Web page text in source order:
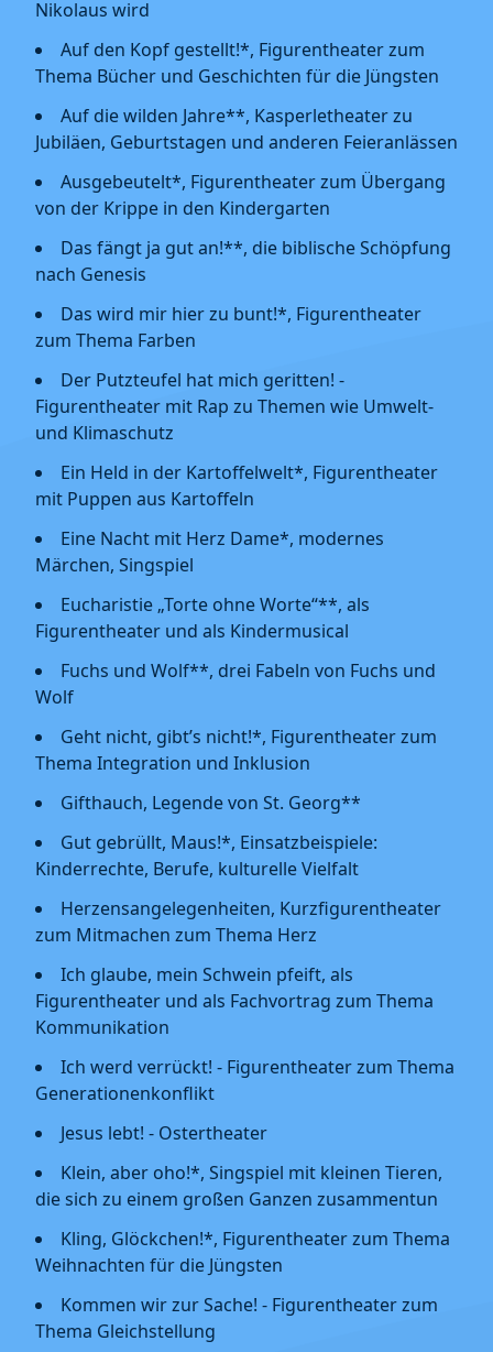
Nikolaus wird
Auf den Kopf gestellt!*, Figurentheater zum
Thema Bücher und Geschichten für die Jüngsten
Auf die wilden Jahre**, Kasperletheater zu
Jubiläen, Geburtstagen und anderen Feieranlässen
Ausgebeutelt*, Figurentheater zum Übergang
von der Krippe in den Kindergarten
Das fängt ja gut an!**, die biblische Schöpfung
nach Genesis
Das wird mir hier zu bunt!*, Figurentheater
zum Thema Farben
Der Putzteufel hat mich geritten! -
Figurentheater mit Rap zu Themen wie Umwelt-
und Klimaschutz
Ein Held in der Kartoffelwelt*, Figurentheater
mit Puppen aus Kartoffeln
Eine Nacht mit Herz Dame*, modernes
Märchen, Singspiel
Eucharistie „Torte ohne Worte“**, als
Figurentheater und als Kindermusical
Fuchs und Wolf**, drei Fabeln von Fuchs und
Wolf
Geht nicht, gibt’s nicht!*, Figurentheater zum
Thema Integration und Inklusion
Gifthauch, Legende von St. Georg**
Gut gebrüllt, Maus!*, Einsatzbeispiele:
Kinderrechte, Berufe, kulturelle Vielfalt
Herzensangelegenheiten, Kurzfigurentheater
zum Mitmachen zum Thema Herz
Ich glaube, mein Schwein pfeift, als
Figurentheater und als Fachvortrag zum Thema
Kommunikation
Ich werd verrückt! - Figurentheater zum Thema
Generationenkonflikt
Jesus lebt! - Ostertheater
Klein, aber oho!*, Singspiel mit kleinen Tieren,
die sich zu einem großen Ganzen zusammentun
Kling, Glöckchen!*, Figurentheater zum Thema
Weihnachten für die Jüngsten
Kommen wir zur Sache! - Figurentheater zum
Thema Gleichstellung